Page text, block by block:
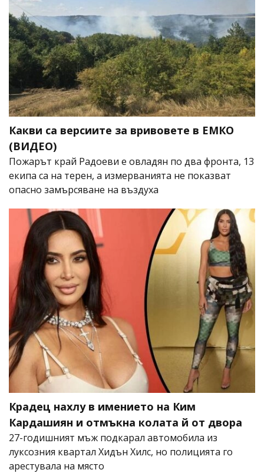
Какви са версиите за вривовете в ЕМКО
(ВИДЕО)
Пожарът край Радоеви е овладян по два фронта, 13
екипа са на терен, а измерванията не показват
опасно замърсяване на въздуха
Крадец нахлу в имението на Ким
Кардашиян и отмъкна колата й от двора
27-годишният мъж подкарал автомобила из
луксозния квартал Хидън Хилс, но полицията го
арестувала на място